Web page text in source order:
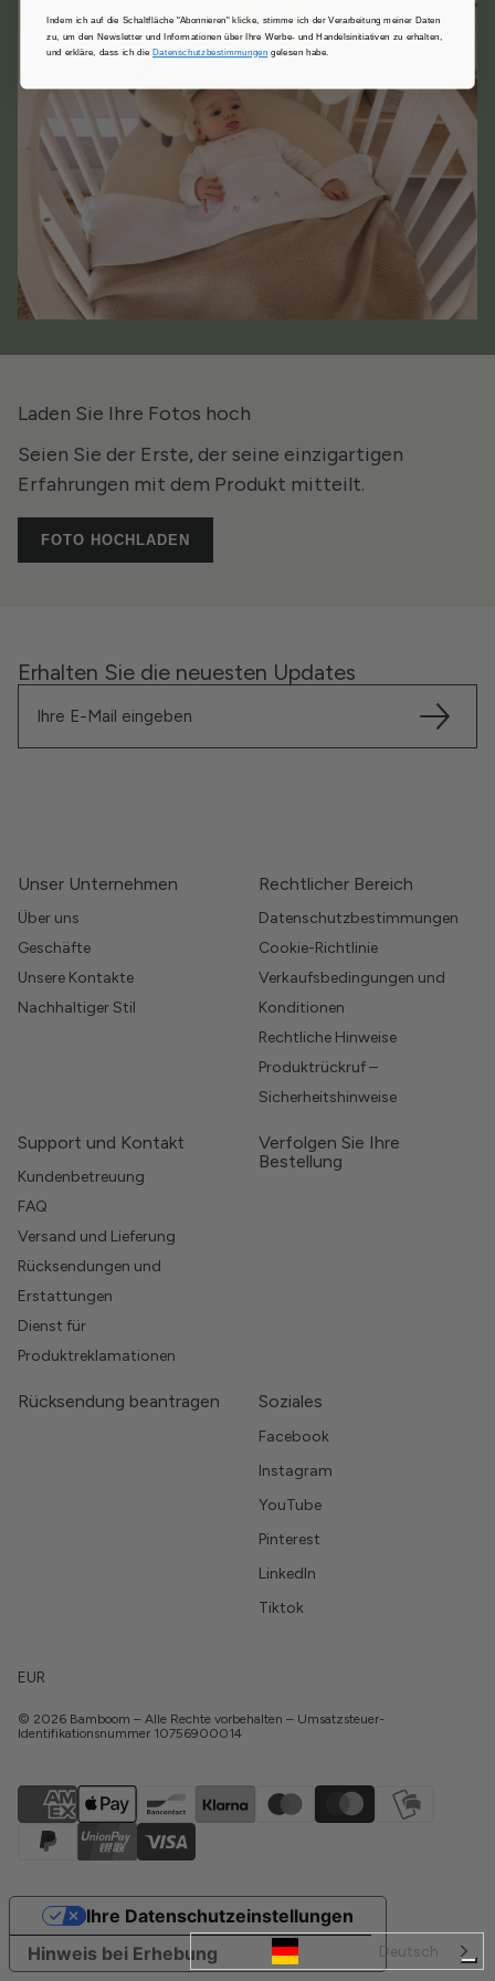
Laden Sie Ihre Fotos hoch
Seien Sie der Erste, der seine einzigartigen
Erfahrungen mit dem Produkt mitteilt.
FOTO HOCHLADEN
Erhalten Sie die neuesten Updates
Unser Unternehmen
Über uns
Geschäfte
Unsere Kontakte
Nachhaltiger Stil
Rechtlicher Bereich
Datenschutzbestimmungen
Cookie-Richtlinie
Verkaufsbedingungen und
Konditionen
Rechtliche Hinweise
Produktrückruf –
Sicherheitshinweise
Support und Kontakt
Kundenbetreuung
FAQ
Versand und Lieferung
Rücksendungen und
Erstattungen
Dienst für
Produktreklamationen
Verfolgen Sie Ihre
Bestellung
Rücksendung beantragen Soziales
Facebook
Instagram
YouTube
Pinterest
LinkedIn
Tiktok
Deutsch
EUR
© 2026 Bamboom – Alle Rechte vorbehalten – Umsatzsteuer-
Identifikationsnummer 10756900014
Hinweis bei Erhebung
Ihre Datenschutzeinstellungen
Indem ich auf die Schaltfläche "Abonnieren" klicke, stimme ich der Verarbeitung meiner Daten
zu, um den Newsletter und Informationen über Ihre Werbe- und Handelsinitiativen zu erhalten,
und erkläre, dass ich die Datenschutzbestimmungen gelesen habe.